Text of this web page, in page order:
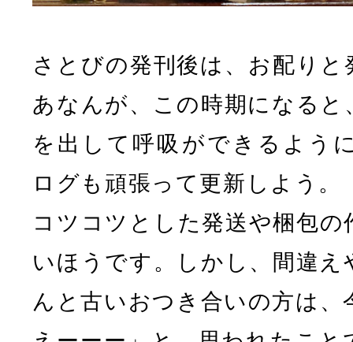
さとびの発刊後は、お配り
あなんが、この時期になる
を出して呼吸ができるよう
ログも頑張って更新しよう。
コツコツとした発送や梱包
いほうです。しかし、間違
んと古いおつき合いの方は